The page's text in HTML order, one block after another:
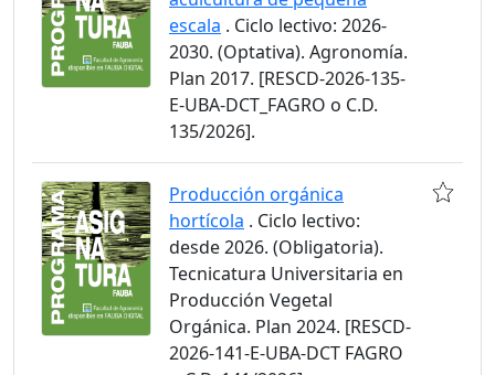
escala . Ciclo lectivo: 2026-
2030. (Optativa). Agronomía.
Plan 2017. [RESCD-2026-135-
E-UBA-DCT_FAGRO o C.D.
135/2026].
Producción orgánica
hortícola . Ciclo lectivo:
desde 2026. (Obligatoria).
Tecnicatura Universitaria en
Producción Vegetal
Orgánica. Plan 2024. [RESCD-
2026-141-E-UBA-DCT FAGRO